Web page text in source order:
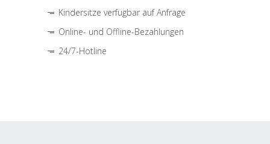
Kindersitze verfügbar auf Anfrage
Online- und Offline-Bezahlungen
24/7-Hotline